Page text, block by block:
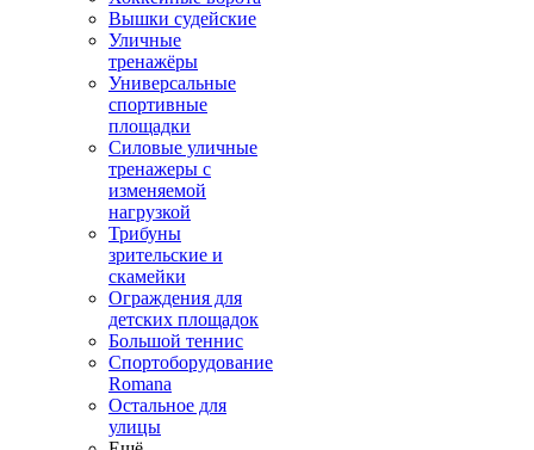
Вышки судейские
Уличные
тренажёры
Универсальные
спортивные
площадки
Силовые уличные
тренажеры с
изменяемой
нагрузкой
Трибуны
зрительские и
скамейки
Ограждения для
детских площадок
Большой теннис
Спортоборудование
Romana
Остальное для
улицы